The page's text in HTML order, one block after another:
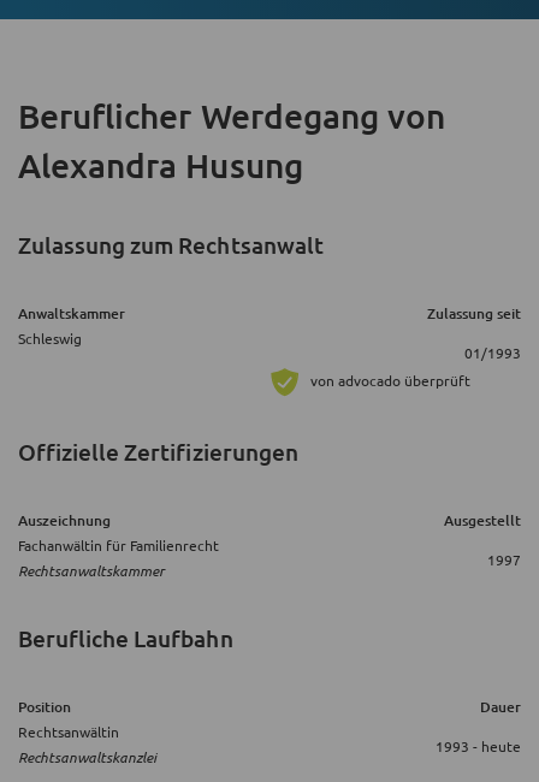
Beruflicher Werdegang von
Alexandra Husung
Zulassung zum Rechtsanwalt
Anwaltskammer Zulassung seit
Schleswig
01/1993
von advocado überprüft
Offizielle Zertifizierungen
Auszeichnung Ausgestellt
Fachanwältin für Familienrecht
Rechtsanwaltskammer
1997
Berufliche Laufbahn
Position Dauer
Rechtsanwältin
Rechtsanwaltskanzlei
1993 - heute